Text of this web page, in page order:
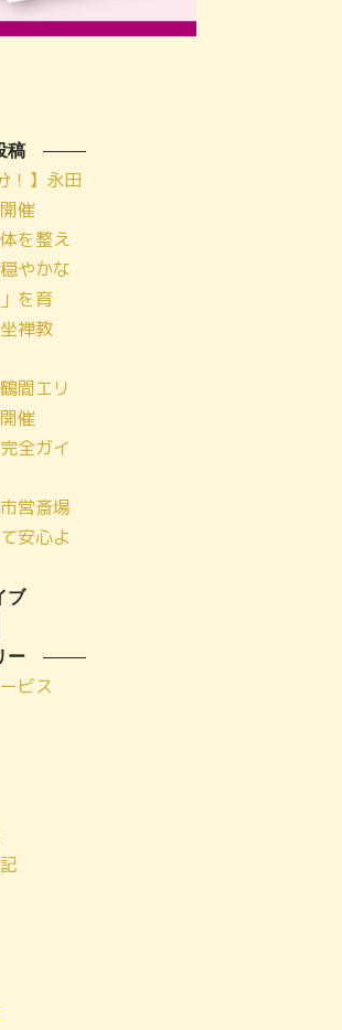
稿
！】永田
催
を整え
やかな
を育
禅教
間エリ
催
全ガイ
営斎場
安心よ
ブ
ー
ビス